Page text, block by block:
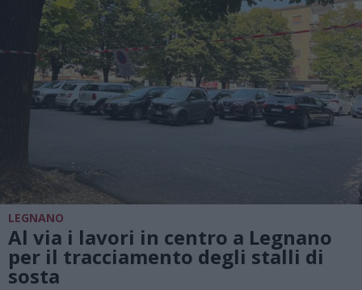
LEGNANO
Al via i lavori in centro a Legnano
per il tracciamento degli stalli di
sosta